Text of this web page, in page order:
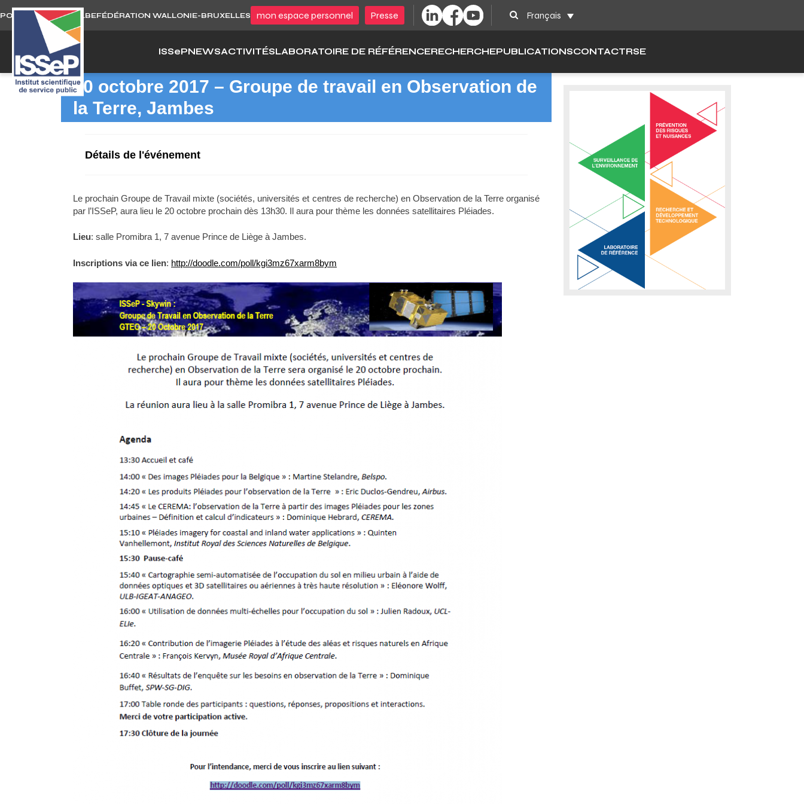
Skip
to
content
PORTAIL WALLONIE.BEFÉDÉRATION WALLONIE-BRUXELLES mon espace personnel Presse Search
Français
ISSePNEWSACTIVITÉSLABORATOIRE DE RÉFÉRENCERECHERCHEPUBLICATIONSCONTACTRSE
20 octobre 2017 – Groupe de travail en Observation de
la Terre, Jambes
Détails de l'événement
Le prochain Groupe de Travail mixte (sociétés, universités et centres de recherche) en Observation de la Terre organisé
par l’ISSeP, aura lieu le 20 octobre prochain dès 13h30. Il aura pour thème les données satellitaires Pléiades.
Lieu: salle Promibra 1, 7 avenue Prince de Liège à Jambes.
Inscriptions via ce lien: http://doodle.com/poll/kgi3mz67xarm8bym